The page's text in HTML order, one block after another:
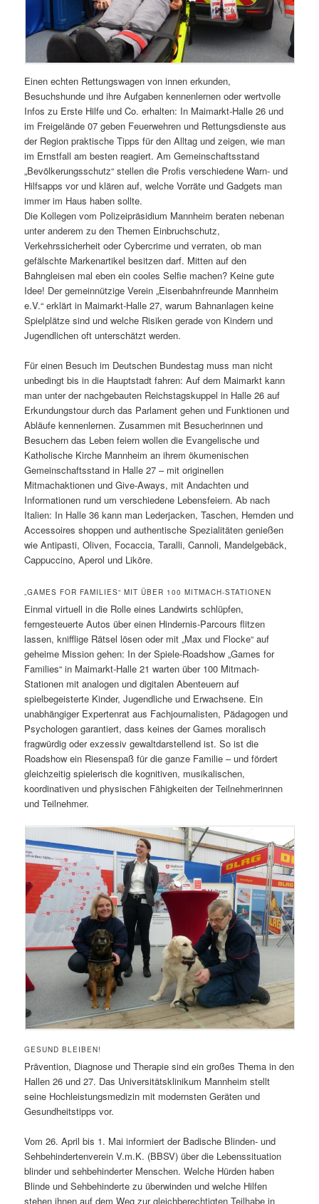
Einen echten Rettungswagen von innen erkunden,
Besuchshunde und ihre Aufgaben kennenlernen oder wertvolle
Infos zu Erste Hilfe und Co. erhalten: In Maimarkt-Halle 26 und
im Freigelände 07 geben Feuerwehren und Rettungsdienste aus
der Region praktische Tipps für den Alltag und zeigen, wie man
im Ernstfall am besten reagiert. Am Gemeinschaftsstand
„Bevölkerungsschutz“ stellen die Profis verschiedene Warn- und
Hilfsapps vor und klären auf, welche Vorräte und Gadgets man
immer im Haus haben sollte.
Die Kollegen vom Polizeipräsidium Mannheim beraten nebenan
unter anderem zu den Themen Einbruchschutz,
Verkehrssicherheit oder Cybercrime und verraten, ob man
gefälschte Markenartikel besitzen darf. Mitten auf den
Bahngleisen mal eben ein cooles Selfie machen? Keine gute
Idee! Der gemeinnützige Verein „Eisenbahnfreunde Mannheim
e.V.“ erklärt in Maimarkt-Halle 27, warum Bahnanlagen keine
Spielplätze sind und welche Risiken gerade von Kindern und
Jugendlichen oft unterschätzt werden.
Für einen Besuch im Deutschen Bundestag muss man nicht
unbedingt bis in die Hauptstadt fahren: Auf dem Maimarkt kann
man unter der nachgebauten Reichstagskuppel in Halle 26 auf
Erkundungstour durch das Parlament gehen und Funktionen und
Abläufe kennenlernen. Zusammen mit Besucherinnen und
Besuchern das Leben feiern wollen die Evangelische und
Katholische Kirche Mannheim an ihrem ökumenischen
Gemeinschaftsstand in Halle 27 – mit originellen
Mitmachaktionen und Give-Aways, mit Andachten und
Informationen rund um verschiedene Lebensfeiern. Ab nach
Italien: In Halle 36 kann man Lederjacken, Taschen, Hemden und
Accessoires shoppen und authentische Spezialitäten genießen
wie Antipasti, Oliven, Focaccia, Taralli, Cannoli, Mandelgebäck,
Cappuccino, Aperol und Liköre.
„GAMES FOR FAMILIES“ MIT ÜBER 100 MITMACH-STATIONEN
Einmal virtuell in die Rolle eines Landwirts schlüpfen,
ferngesteuerte Autos über einen Hindernis-Parcours flitzen
lassen, knifflige Rätsel lösen oder mit „Max und Flocke“ auf
geheime Mission gehen: In der Spiele-Roadshow „Games for
Families“ in Maimarkt-Halle 21 warten über 100 Mitmach-
Stationen mit analogen und digitalen Abenteuern auf
spielbegeisterte Kinder, Jugendliche und Erwachsene. Ein
unabhängiger Expertenrat aus Fachjournalisten, Pädagogen und
Psychologen garantiert, dass keines der Games moralisch
fragwürdig oder exzessiv gewaltdarstellend ist. So ist die
Roadshow ein Riesenspaß für die ganze Familie – und fördert
gleichzeitig spielerisch die kognitiven, musikalischen,
koordinativen und physischen Fähigkeiten der Teilnehmerinnen
und Teilnehmer.
GESUND BLEIBEN!
Prävention, Diagnose und Therapie sind ein großes Thema in den
Hallen 26 und 27. Das Universitätsklinikum Mannheim stellt
seine Hochleistungsmedizin mit modernsten Geräten und
Gesundheitstipps vor.
Vom 26. April bis 1. Mai informiert der Badische Blinden- und
Sehbehindertenverein V.m.K. (BBSV) über die Lebenssituation
blinder und sehbehinderter Menschen. Welche Hürden haben
Blinde und Sehbehinderte zu überwinden und welche Hilfen
stehen ihnen auf dem Weg zur gleichberechtigten Teilhabe in